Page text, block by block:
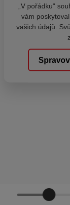
„V pořádku“
vám
vašich údajů.